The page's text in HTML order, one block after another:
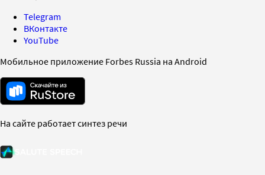
Telegram
ВКонтакте
YouTube
Мобильное приложение Forbes Russia на Android
На сайте работает синтез речи